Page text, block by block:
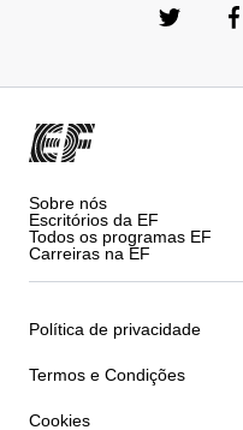
Sobre nós
Escritórios da EF
Todos os programas EF
Carreiras na EF
Política de privacidade
Termos e Condições
Cookies